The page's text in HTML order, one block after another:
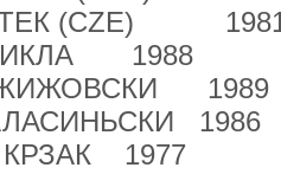
(CZE)
1988
1989
1986
1977